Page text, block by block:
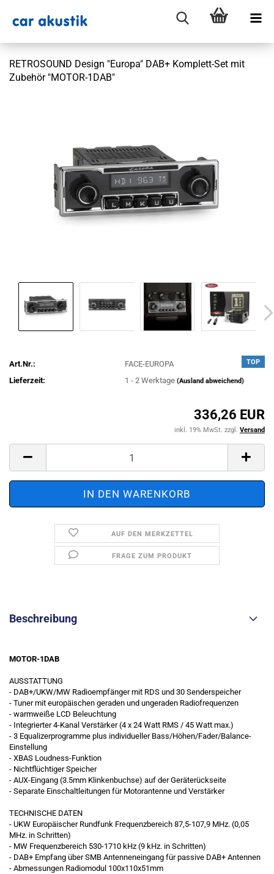
RETROSOUND Design "Europa" DAB+ Komplett-Set mit
Zubehör "MOTOR-1DAB"
TOP
Art.Nr.:
FACE-EUROPA
Lieferzeit:
1 - 2 Werktage(Ausland abweichend)
336,26 EUR
inkl. 19% MwSt. zzgl. Versand
AUF DEN MERKZETTEL
FRAGE ZUM PRODUKT
Beschreibung
MOTOR-1DAB
AUSSTATTUNG
- DAB+/UKW/MW Radioempfänger mit RDS und 30 Senderspeicher
- Tuner mit europäischen geraden und ungeraden Radiofrequenzen
- warmweiße LCD Beleuchtung
- Integrierter 4-Kanal Verstärker (4 x 24 Watt RMS / 45 Watt max.)
- 3 Equalizerprogramme plus individueller Bass/Höhen/Fader/Balance-
Einstellung
- XBAS Loudness-Funktion
- Nichtflüchtiger Speicher
- AUX-Eingang (3.5mm Klinkenbuchse) auf der Geräterückseite
- Separate Einschaltleitungen für Motorantenne und Verstärker
TECHNISCHE DATEN
- UKW Europäischer Rundfunk Frequenzbereich 87,5-107,9 MHz. (0,05
MHz. in Schritten)
- MW Frequenzbereich 530-1710 kHz (9 kHz. in Schritten)
- DAB+ Empfang über SMB Antenneneingang für passive DAB+ Antennen
- Abmessungen Radiomodul 100x110x51mm